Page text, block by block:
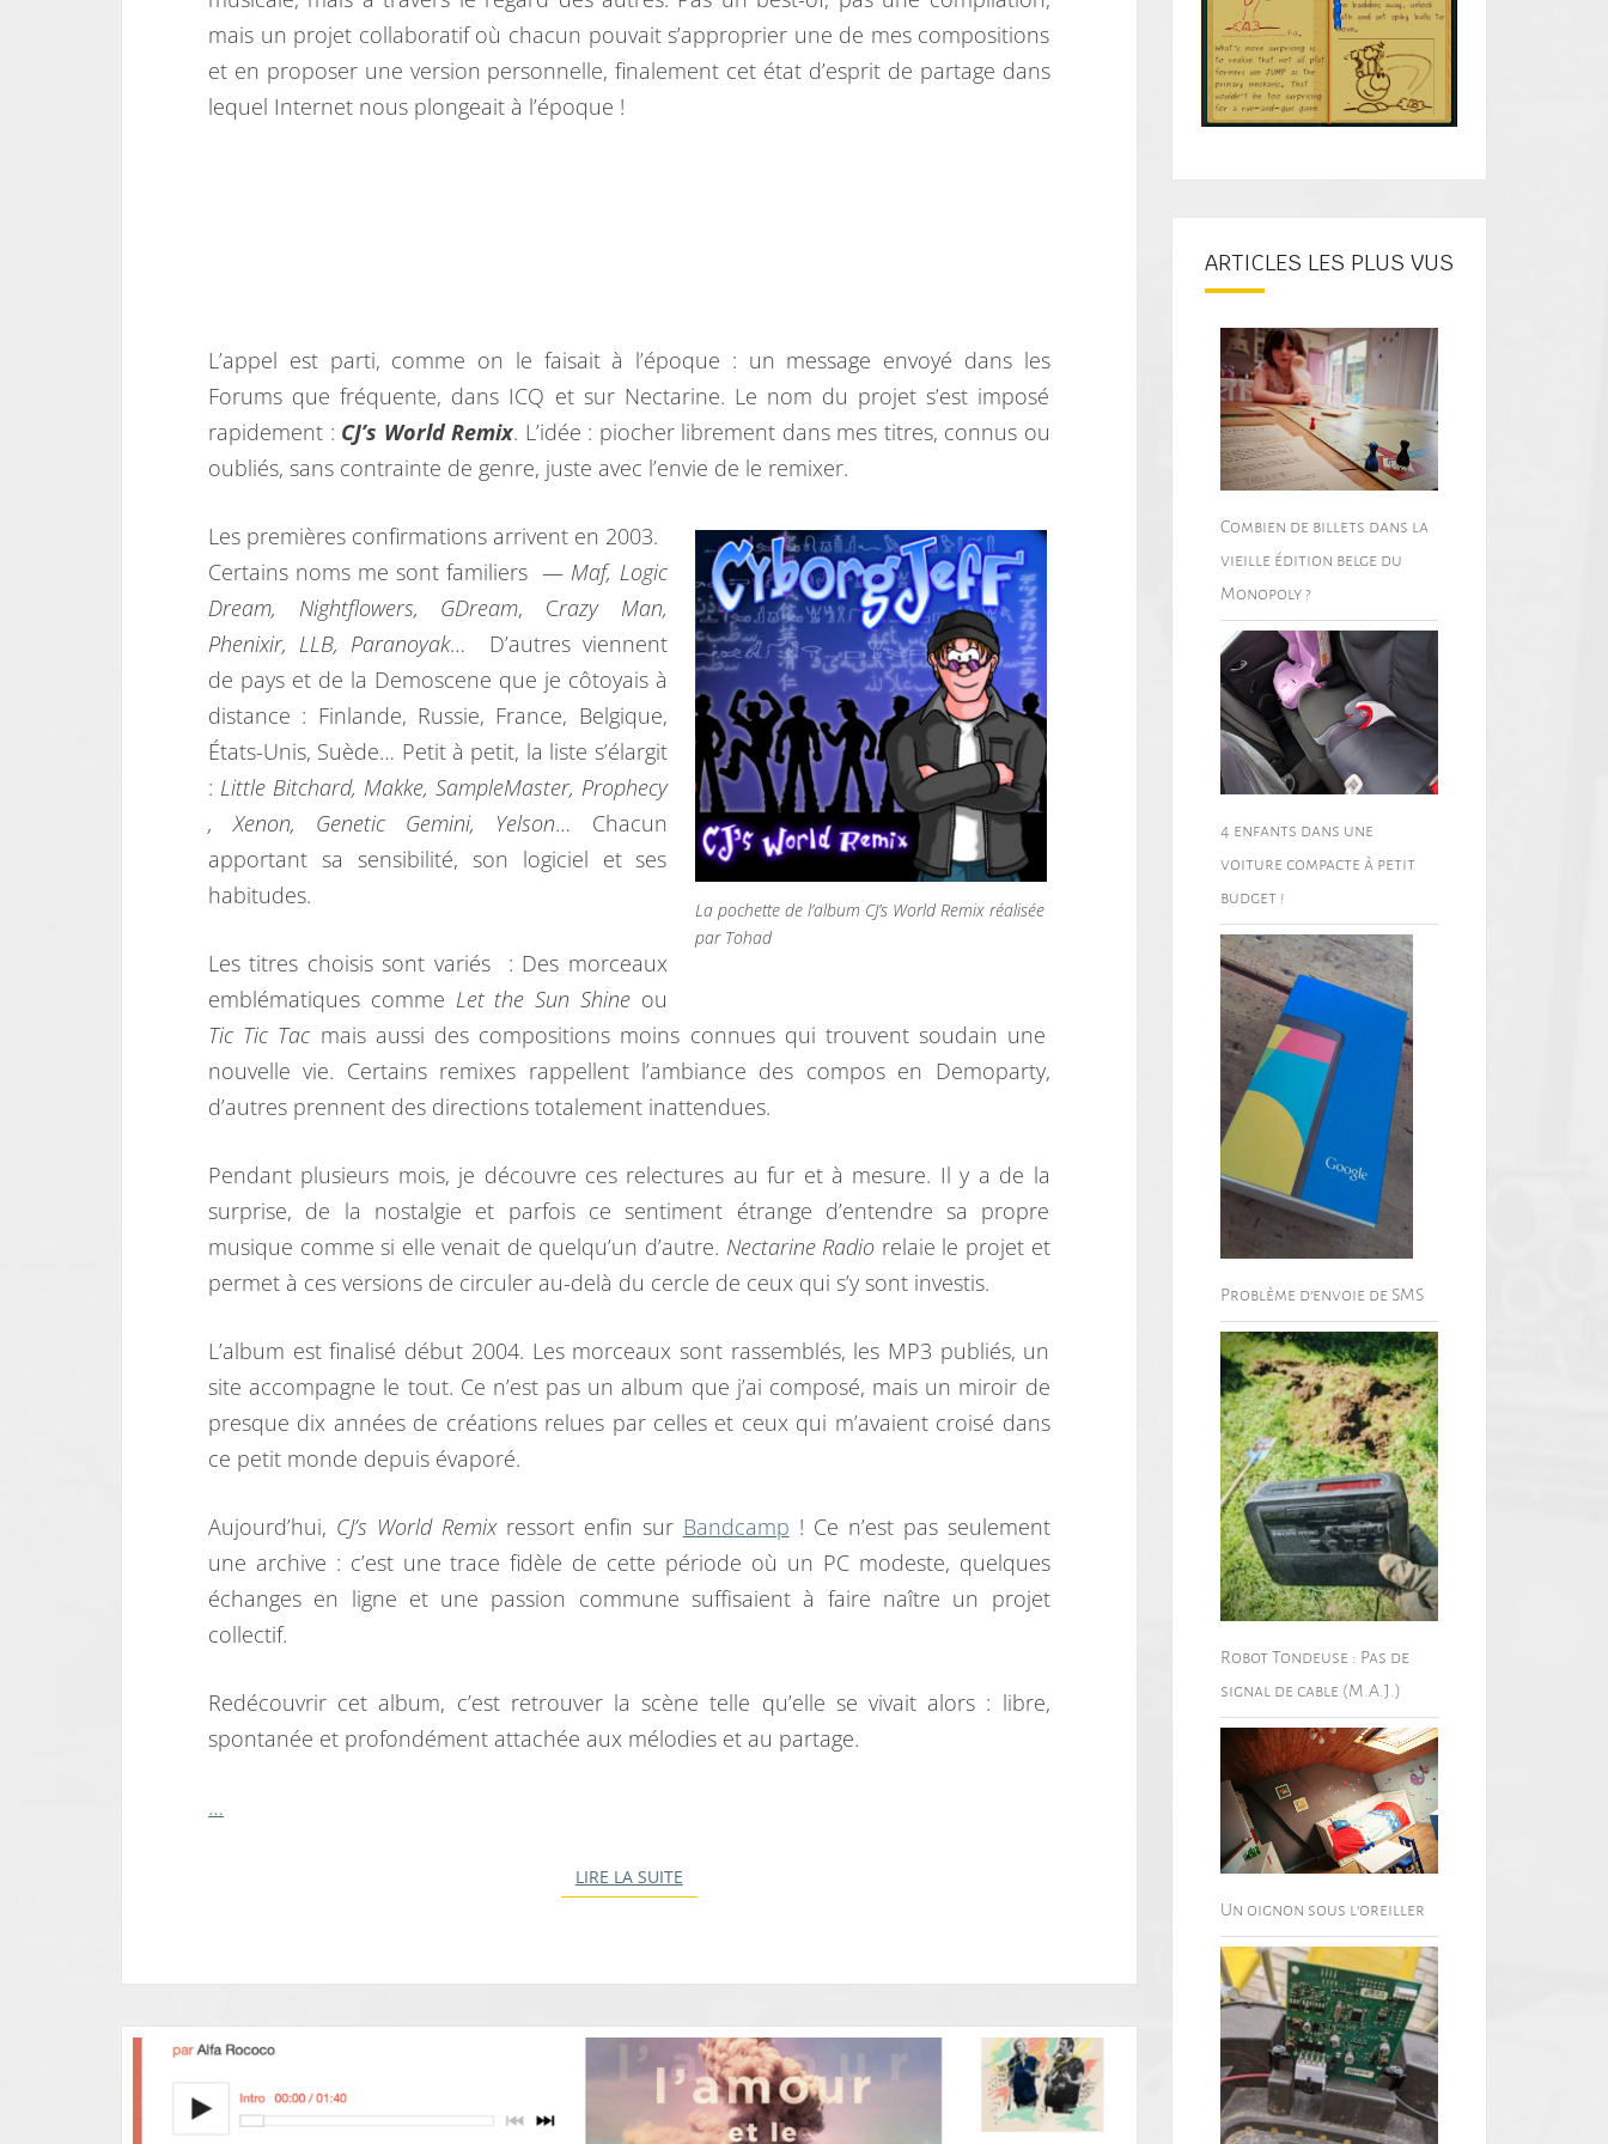
E
M
I
N
I
R
D
U
N
I
N
T
E
R
N
E
T
T
S
T
I
Q
E
C
O
L
B
O
R
F
mais un projet collaboratif où chacun pouvait s’approprier une de mes compositions
et en proposer une version personnelle, finalement cet état d’esprit de partage dans
lequel Internet nous plongeait à l’époque !
L’appel est parti, comme on le faisait à l’époque : un message envoyé dans les
Forums que fréquente, dans ICQ et sur Nectarine. Le nom du projet s’est imposé
rapidement : CJ’s World Remix. L’idée : piocher librement dans mes titres, connus ou
oubliés, sans contrainte de genre, juste avec l’envie de le remixer.
La pochette de l’album CJ’s World Remix réalisée
par Tohad
Les premières confirmations arrivent en 2003.
Certains noms me sont familiers — Maf, Logic
Dream, Nightflowers, GDream, Crazy Man,
Phenixir, LLB, Paranoyak… D’autres viennent
de pays et de la Demoscene que je côtoyais à
distance : Finlande, Russie, France, Belgique,
États-Unis, Suède… Petit à petit, la liste s’élargit
: Little Bitchard, Makke, SampleMaster, Prophecy
, Xenon, Genetic Gemini, Yelson… Chacun
apportant sa sensibilité, son logiciel et ses
habitudes.
Les titres choisis sont variés : Des morceaux
emblématiques comme Let the Sun Shine ou
Tic Tic Tac mais aussi des compositions moins connues qui trouvent soudain une
nouvelle vie. Certains remixes rappellent l’ambiance des compos en Demoparty,
d’autres prennent des directions totalement inattendues.
Pendant plusieurs mois, je découvre ces relectures au fur et à mesure. Il y a de la
surprise, de la nostalgie et parfois ce sentiment étrange d’entendre sa propre
musique comme si elle venait de quelqu’un d’autre. Nectarine Radio relaie le projet et
permet à ces versions de circuler au-delà du cercle de ceux qui s’y sont investis.
L’album est finalisé début 2004. Les morceaux sont rassemblés, les MP3 publiés, un
site accompagne le tout. Ce n’est pas un album que j’ai composé, mais un miroir de
presque dix années de créations relues par celles et ceux qui m’avaient croisé dans
ce petit monde depuis évaporé.
Aujourd’hui, CJ’s World Remixressort enfin sur Bandcamp ! Ce n’est pas seulement
une archive : c’est une trace fidèle de cette période où un PC modeste, quelques
échanges en ligne et une passion commune suffisaient à faire naître un projet
collectif.
Redécouvrir cet album, c’est retrouver la scène telle qu’elle se vivait alors : libre,
spontanée et profondément attachée aux mélodies et au partage.
…
LIRE LA SUITE
ARTICLES LES PLUS VUS
Combien de billets dans la
vieille édition belge du
Monopoly ?
4 enfants dans une
voiture compacte à petit
budget !
Problème d’envoie de SMS
Robot Tondeuse : Pas de
signal de cable (M.A.J.)
Un oignon sous l’oreiller